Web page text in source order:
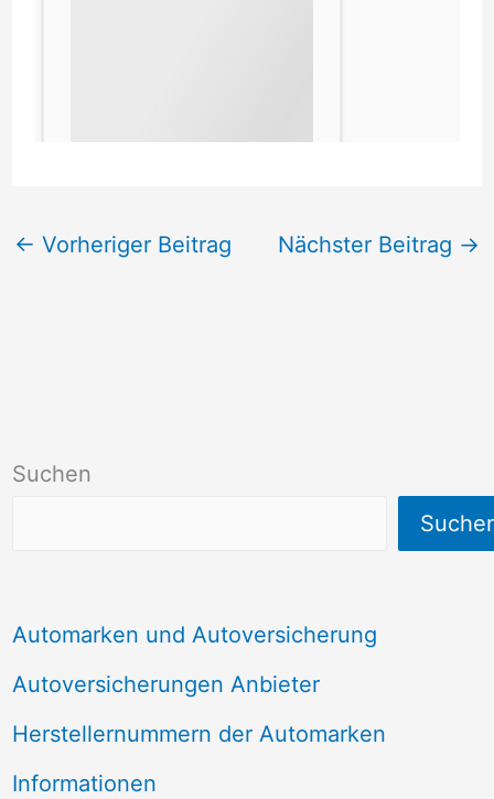
Suchen
Automarken und Autoversicherung
Autoversicherungen Anbieter
Herstellernummern der Automarken
Informationen
← Vorheriger Beitrag Nächster Beitrag →